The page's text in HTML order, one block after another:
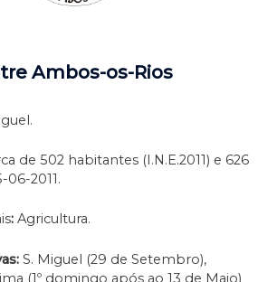
Ambos-os-Rios
de 502 habitantes (I.N.E.2011) e 626
2011.
: Agricultura.
S. Miguel (29 de Setembro),
(1º domingo após ao 13 de Maio)